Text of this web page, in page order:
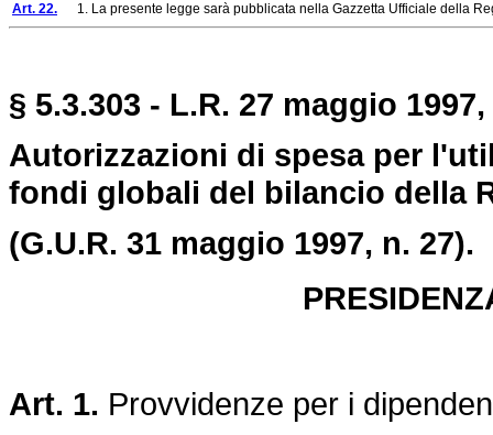
Art. 22. 1. La presente legge sarà pubblicata nella Gazzetta Ufficiale della
§ 5.3.303 - L.R. 27 maggio
Autorizzazioni di spesa per
fondi globali del bilancio della
(G.U.R. 31 maggio 1997, n. 27).
Art. 1. Provvidenze per i